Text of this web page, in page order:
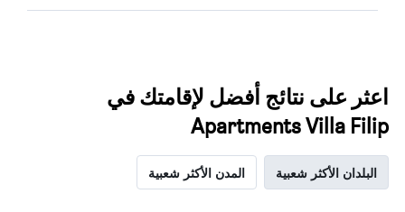
اعثر على نتائج أفضل لإقامتك في
Apartments Villa Filip
البلدان الأكثر شعبية المدن الأكثر شعبية